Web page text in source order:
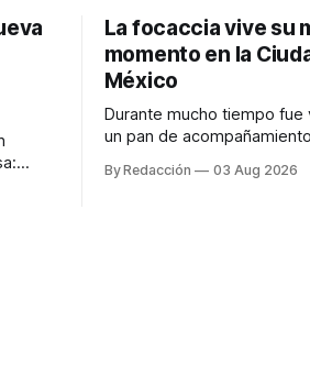
La focaccia vive su
momento en la
México
Durante mucho tiempo fue
un pan de
platillos favoritos de
By Redacción 03 Aug 2026